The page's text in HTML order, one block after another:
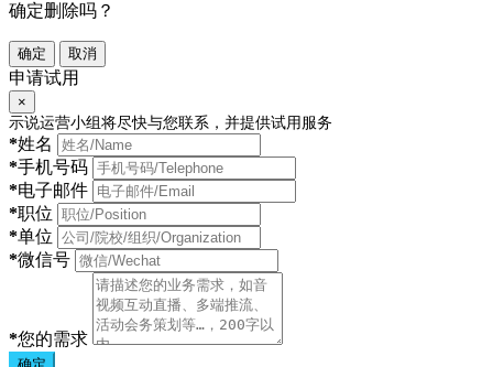
确定删除吗？
确定 取消
申请试用
×
示说运营小组将尽快与您联系，并提供试用服务
*姓名
*手机号码
*电子邮件
*职位
*单位
*微信号
*您的需求